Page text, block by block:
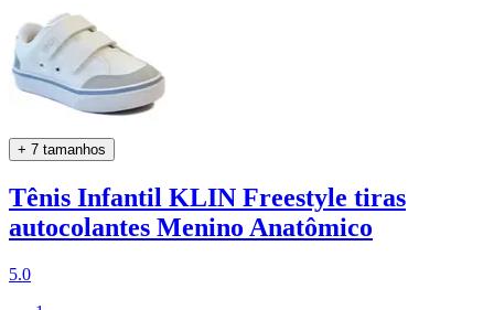
+ 7 tamanhos
Tênis Infantil KLIN Freestyle tiras
autocolantes Menino Anatômico
5.0